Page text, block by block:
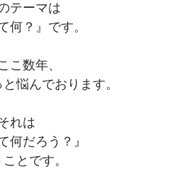
テーマは
何？』です。
こ数年、
悩んでおります。
れは
何だろう？』
とです。